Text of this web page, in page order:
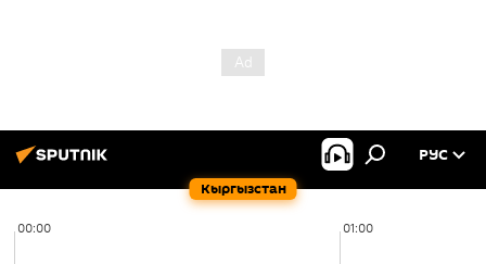
Кыргызстан
РУС
00:00 01:00